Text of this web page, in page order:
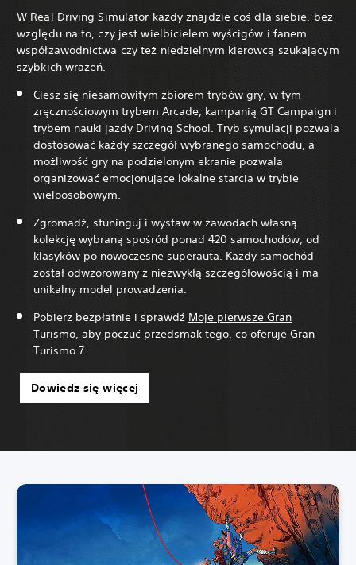
W Real Driving Simulator każdy znajdzie coś dla siebie, bez
względu na to, czy jest wielbicielem wyścigów i fanem
współzawodnictwa czy też niedzielnym kierowcą szukającym
szybkich wrażeń.
Ciesz się niesamowitym zbiorem trybów gry, w tym
zręcznościowym trybem Arcade, kampanią GT Campaign i
trybem nauki jazdy Driving School. Tryb symulacji pozwala
dostosować każdy szczegół wybranego samochodu, a
możliwość gry na podzielonym ekranie pozwala
organizować emocjonujące lokalne starcia w trybie
wieloosobowym.
Zgromadź, stuninguj i wystaw w zawodach własną
kolekcję wybraną spośród ponad 420 samochodów, od
klasyków po nowoczesne superauta. Każdy samochód
został odwzorowany z niezwykłą szczegółowością i ma
unikalny model prowadzenia.
Pobierz bezpłatnie i sprawdź Moje pierwsze Gran
Turismo, aby poczuć przedsmak tego, co oferuje Gran
Turismo 7.
Dowiedz się więcej